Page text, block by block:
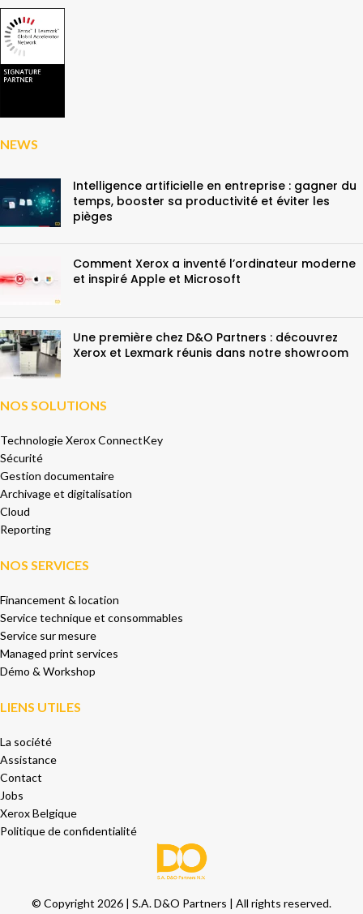
NEWS
Intelligence artificielle en entreprise : gagner du
temps, booster sa productivité et éviter les
pièges
Comment Xerox a inventé l’ordinateur moderne
et inspiré Apple et Microsoft
Une première chez D&O Partners : découvrez
Xerox et Lexmark réunis dans notre showroom
NOS SOLUTIONS
Technologie Xerox ConnectKey
Sécurité
Gestion documentaire
Archivage et digitalisation
Cloud
Reporting
NOS SERVICES
Financement & location
Service technique et consommables
Service sur mesure
Managed print services
Démo & Workshop
LIENS UTILES
La société
Assistance
Contact
Jobs
Xerox Belgique
Politique de confidentialité
© Copyright 2026 | S.A. D&O Partners | All rights reserved.